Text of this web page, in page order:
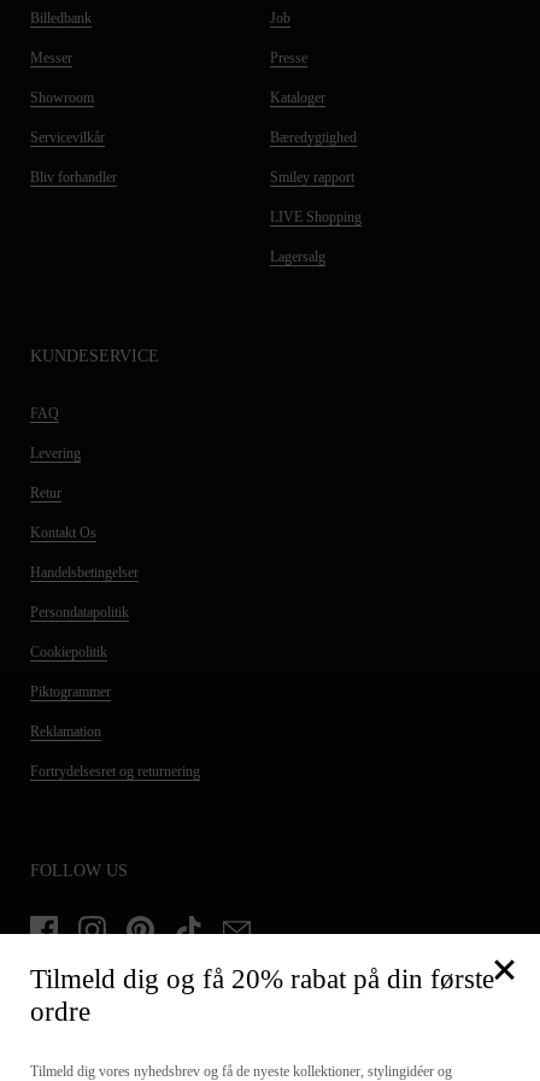
Billedbank
Messer
Showroom
Servicevilkår
Bliv forhandler
Job
Presse
Kataloger
Bæredygtighed
Smiley rapport
LIVE Shopping
Lagersalg
KUNDESERVICE
FAQ
Levering
Retur
Kontakt Os
Handelsbetingelser
Persondatapolitik
Cookiepolitik
Piktogrammer
Reklamation
Fortrydelsesret og returnering
FOLLOW US
TILMELD DIG OG FÅ 20% PÅ DIN FØRSTE ORDRE
Tilmeld dig og få 20% rabat på din første
ordre
Tilmeld dig vores nyhedsbrev og få de nyeste kollektioner, stylingidéer og